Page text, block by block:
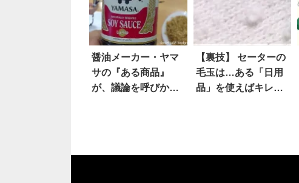
醤油メーカー・ヤマ
サの『ある商品』
が、議論を呼びかね
【裏技】 セーターの
毛玉は…ある「日用
品」を使えばキレイ